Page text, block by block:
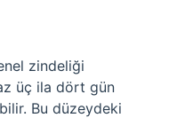
zindeliği
üç ila dört gün
Bu düzeydeki